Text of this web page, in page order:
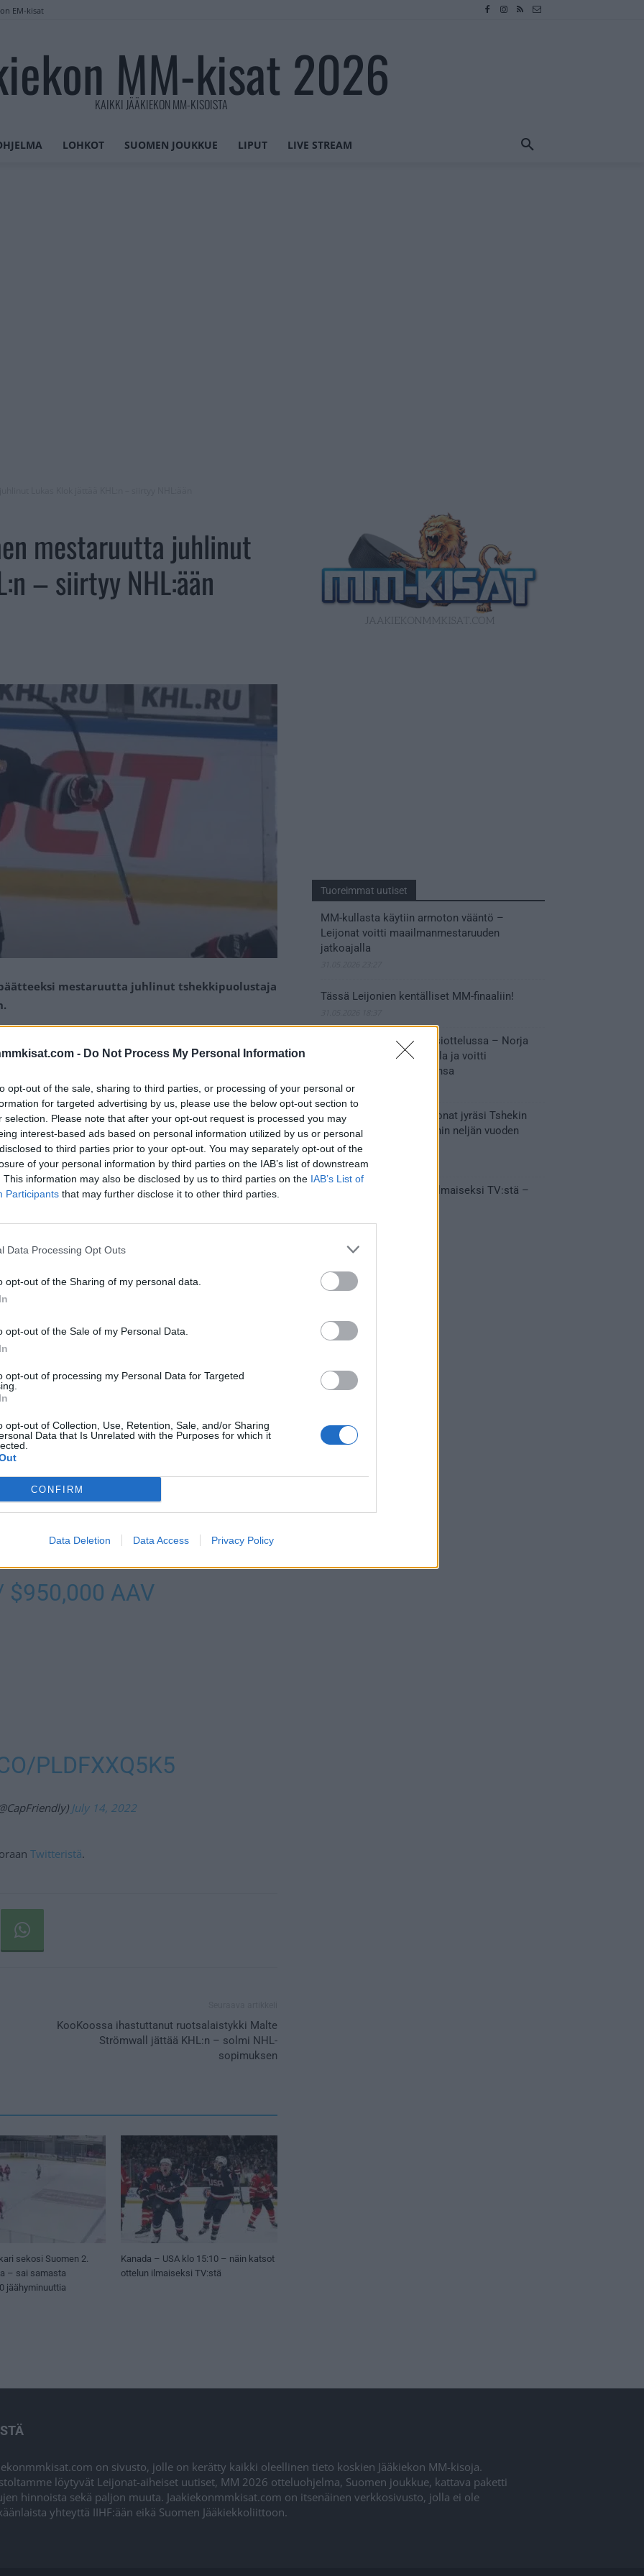
- Do Not Process My Personal Information
opt-out of the sale, sharing to third parties, or processing of your personal or
for targeted advertising by us, please use the below opt-out section to
selection. Please note that after your opt-out request is processed you may
interest-based ads based on personal information utilized by us or personal
to third parties prior to your opt-out. You may separately opt-out of the
of your personal information by third parties on the IAB’s list of downstream
This information may also be disclosed by us to third parties on the IAB’s List of
Participants that may further disclose it to other third parties.
Data Processing Opt Outs
opt-out of the Sharing of my personal data.
opt-out of the Sale of my Personal Data.
opt-out of processing my Personal Data for Targeted
opt-out of Collection, Use, Retention, Sale, and/or Sharing
Data that Is Unrelated with the Purposes for which it
CONFIRM
Data Deletion Data Access Privacy Policy
EM-kisat
MM-kisat 2026
KAIKKI JÄÄKIEKON MM-KISOISTA
LOHKOT SUOMEN JOUKKUE LIPUT LIVE STREAM
mestaruutta juhlinut
– siirtyy NHL:ään
päätteeksi mestaruutta juhlinut tshekkipuolustaja
kaudella 2020-21 ollut tshekkipuolustaja
Neftehimik Niznekamskin riveihin. Puolustaja
KHL-seuran kanssa, mutta tämä jatkosopimus jää
Mainos:
yksivuotisen ja kaksisuuntaisen sopimuksen
750 000 dollaria, jonka päälle Klok saa 95 000
000 dollarin henkilökohtaisen suoritusbonuksen.
vain 82 500 dollaria.
jatkosopimuksesta Arizona Coyotesin kanssa
UFA LUKAS KLOK
$950,000 AAV
PLDFXXQ5K5
July 14, 2022
Twitteristä.
KooKoossa ihastuttanut ruotsalaistykki Malte
Strömwall jättää KHL:n – solmi NHL-
sopimuksen
sekosi Suomen 2.
– sai samasta
jäähyminuuttia
Kanada – USA klo 15:10 – näin katsot
ottelun ilmaiseksi TV:stä
Tuoreimmat uutiset
MM-kullasta käytiin armoton vääntö –
Leijonat voitti maailmanmestaruuden
jatkoajalla
Tässä Leijonien kentälliset MM-finaaliin!
Huikeaa draamaa pronssiottelussa – Norja
kaatoi Kanadan jatkoajalla ja voitti
ensimmäisen MM-mitalinsa
31.05.2026 18:25
Vakuuttava esitys – Leijonat jyräsi Tshekin
nurin ja eteni mitalipeleihin neljän vuoden
tauon jälkeen
28.05.2026 19:11
Suomi – Tshekki näkyy ilmaiseksi TV:stä –
28.05.2026 15:09
on sivusto, jolle on kerätty kaikki oleellinen tieto koskien Jääkiekon MM-kisoja.
löytyvät Leijonat-aiheiset uutiset, MM 2026 otteluohjelma, Suomen joukkue, kattava paketti
hinnoista sekä paljon muuta. Jaakiekonmmkisat.com on itsenäinen verkkosivusto, jolla ei ole
yhteyttä IIHF:ään eikä Suomen Jääkiekkoliittoon.